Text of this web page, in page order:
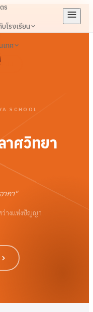
ร
บโรงเรียน
เทศ
บบ
SCHOOL
าศวิทยา
ภา"
ว่างแห่งปัญญา